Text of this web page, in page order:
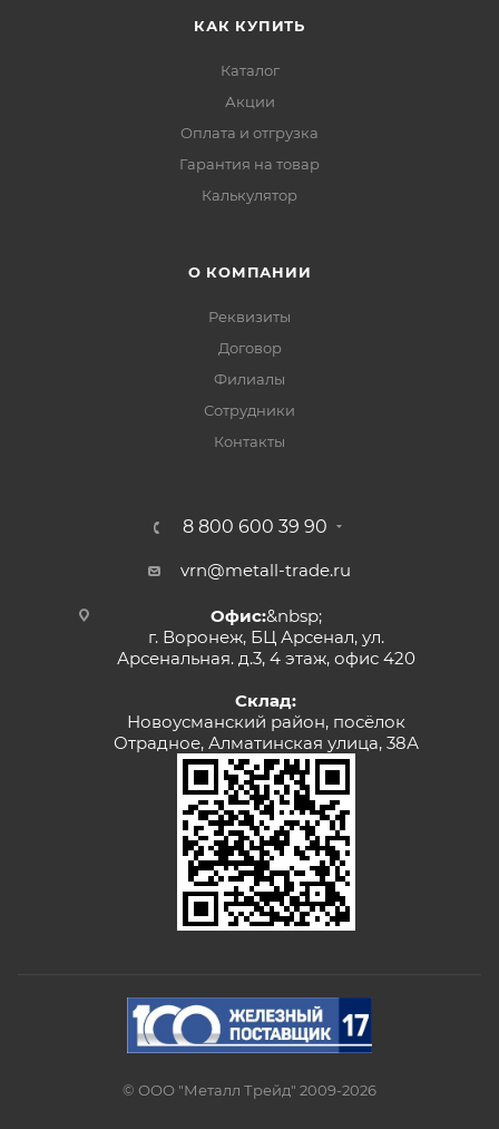
КАК КУПИТЬ
Каталог
Акции
Оплата и отгрузка
Гарантия на товар
Калькулятор
О КОМПАНИИ
Реквизиты
Договор
Филиалы
Сотрудники
Контакты
8 800 600 39 90
vrn@metall-trade.ru
Офис:&nbsp;
г. Воронеж, БЦ Арсенал, ул.
Арсенальная. д.3, 4 этаж, офис 420
Склад:
Новоусманский район, посёлок
Отрадное, Алматинская улица, 38А
© ООО "Металл Трейд" 2009-2026